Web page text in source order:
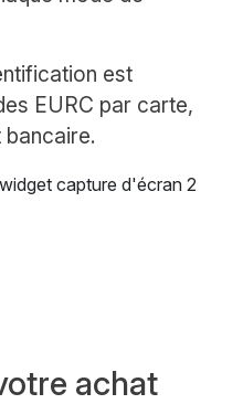
est
EURC par carte,
achat